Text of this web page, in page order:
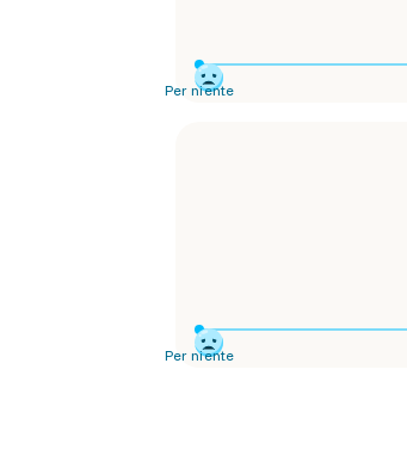
Per niente
Per niente